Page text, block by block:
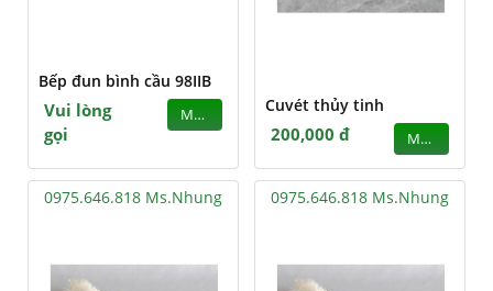
Bếp đun bình cầu 98IIB
Vui lòng
gọi
MUA Cuvét thủy tinh
200,000 đ MUA
0975.646.818 Ms.Nhung 0975.646.818 Ms.Nhung